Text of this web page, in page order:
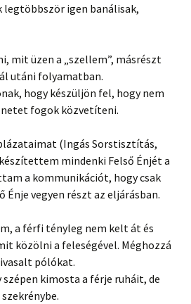
legtöbbször igen banálisak,
mit üzen a „szellem”, másrészt
utáni folyamatban.
hogy készüljön fel, hogy nem
fogok közvetíteni.
(Ingás Sorstisztítás,
mindenki Felső Énjét a
a kommunikációt, hogy csak
Énje vegyen részt az eljárásban.
a férfi tényleg nem kelt át és
közölni a feleségével. Méghozzá
pólókat.
kimosta a férje ruháit, de